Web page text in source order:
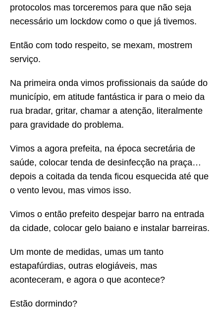
protocolos mas torceremos para que não seja
necessário um lockdow como o que já tivemos.
Então com todo respeito, se mexam, mostrem
serviço.
Na primeira onda vimos profissionais da saúde do
município, em atitude fantástica ir para o meio da
rua bradar, gritar, chamar a atenção, literalmente
para gravidade do problema.
Vimos a agora prefeita, na época secretária de
saúde, colocar tenda de desinfecção na praça…
depois a coitada da tenda ficou esquecida até que
o vento levou, mas vimos isso.
Vimos o então prefeito despejar barro na entrada
da cidade, colocar gelo baiano e instalar barreiras.
Um monte de medidas, umas um tanto
estapafúrdias, outras elogiáveis, mas
aconteceram, e agora o que acontece?
Estão dormindo?